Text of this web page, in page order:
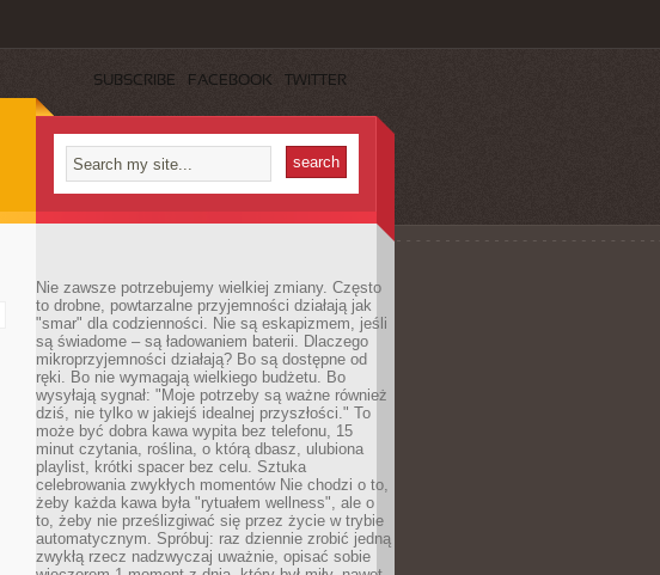
SUBSCRIBE FACEBOOK TWITTER
Nie zawsze potrzebujemy wielkiej zmiany. Często
to drobne, powtarzalne przyjemności działają jak
"smar" dla codzienności. Nie są eskapizmem, jeśli
są świadome – są ładowaniem baterii. Dlaczego
mikroprzyjemności działają? Bo są dostępne od
ręki. Bo nie wymagają wielkiego budżetu. Bo
wysyłają sygnał: "Moje potrzeby są ważne również
dziś, nie tylko w jakiejś idealnej przyszłości." To
może być dobra kawa wypita bez telefonu, 15
minut czytania, roślina, o którą dbasz, ulubiona
playlist, krótki spacer bez celu. Sztuka
celebrowania zwykłych momentów Nie chodzi o to,
żeby każda kawa była "rytuałem wellness", ale o
to, żeby nie prześlizgiwać się przez życie w trybie
automatycznym. Spróbuj: raz dziennie zrobić jedną
zwykłą rzecz nadzwyczaj uważnie, opisać sobie